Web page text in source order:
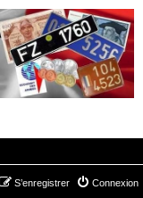
Connexion
S’enregistrer